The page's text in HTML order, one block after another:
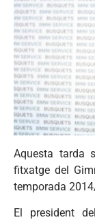
Aquesta tarda
fitxatge del
temporada
El president